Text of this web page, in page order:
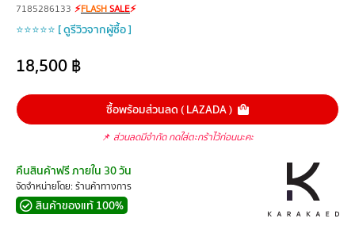
7185286133 ⚡FLASHSALE⚡
⭐⭐⭐⭐⭐ [ ดูรีวิวจากผู้ซื้อ ]
18,500฿
ซื้อพร้อมส่วนลด ( LAZADA )
📌 ส่วนลดมีจำกัด กดใส่ตะกร้าไว้ก่อนนะคะ
คืนสินค้าฟรี ภายใน 30 วัน
จัดจำหน่ายโดย: ร้านค้าทางการ
สินค้าของแท้ 100%